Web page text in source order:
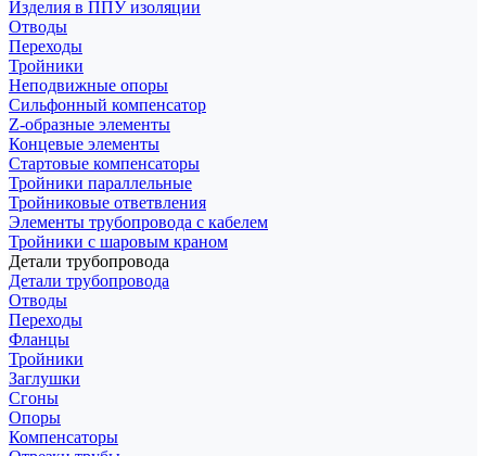
Изделия в ППУ изоляции
Отводы
Переходы
Тройники
Неподвижные опоры
Cильфонный компенсатор
Z-образные элементы
Концевые элементы
Стартовые компенсаторы
Тройники параллельные
Тройниковые ответвления
Элементы трубопровода с кабелем
Тройники с шаровым краном
Детали трубопровода
Детали трубопровода
Отводы
Переходы
Фланцы
Тройники
Заглушки
Сгоны
Опоры
Компенсаторы